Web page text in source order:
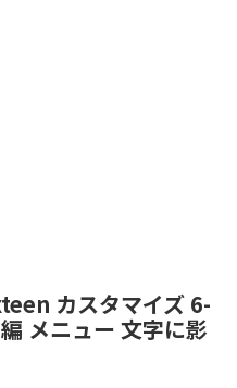
カスタマイズ 6-
メニュー 文字に影